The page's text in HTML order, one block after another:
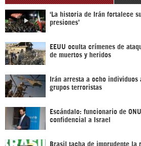
‘La historia de Irán fortalece
presiones’
EEUU oculta crímenes de
de muertos y heridos
Irán arresta a ocho individuos
grupos terroristas
Escándalo: funcionario de
confidencial a Israel
Brasil tacha de imprudente la